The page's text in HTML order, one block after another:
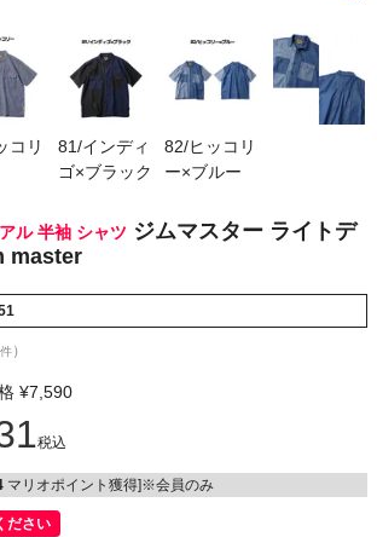
見る
コリ
81/インディ
ゴ×ブラック
82/ヒッコリ
ー×ブルー
ル 半袖 シャツ ジムマスター ライトデ
master
件）
¥7,590
税込
マリオポイント獲得]※会員のみ
ださい